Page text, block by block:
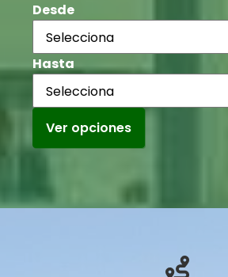
Desde
Hasta
Ver opciones